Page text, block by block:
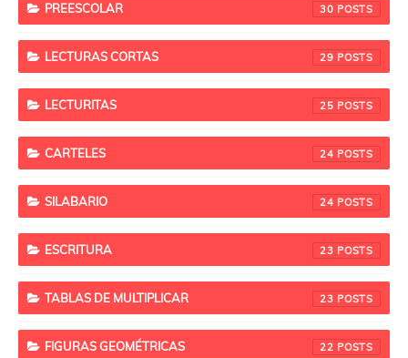
PREESCOLAR 30
LECTURAS CORTAS 29
LECTURITAS 25
CARTELES 24
SILABARIO 24
ESCRITURA 23
TABLAS DE MULTIPLICAR 23
FIGURAS GEOMÉTRICAS 22